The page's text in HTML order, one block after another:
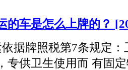
的车是怎么上牌的？
据牌照税第7条规定
专供卫生使用而 有固